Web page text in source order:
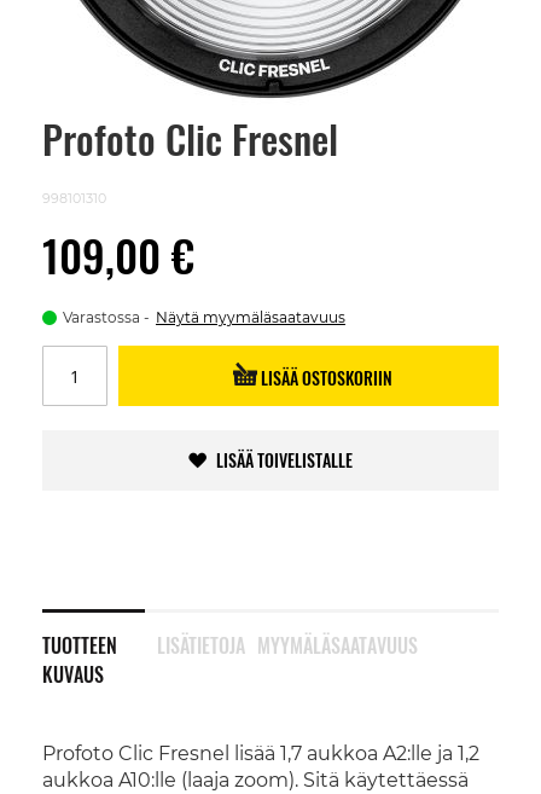
Profoto Clic Fresnel
998101310
109,00 €
Varastossa Näytä myymäläsaatavuus
LISÄÄ OSTOSKORIIN
LISÄÄ TOIVELISTALLE
TUOTTEEN
KUVAUS
Profoto Clic Fresnel lisää 1,7 aukkoa A2:lle ja 1,2
aukkoa A10:lle (laaja zoom). Sitä käytettäessä
LISÄTIETOJA MYYMÄLÄSAATAVUUS
Skip
images
gallery